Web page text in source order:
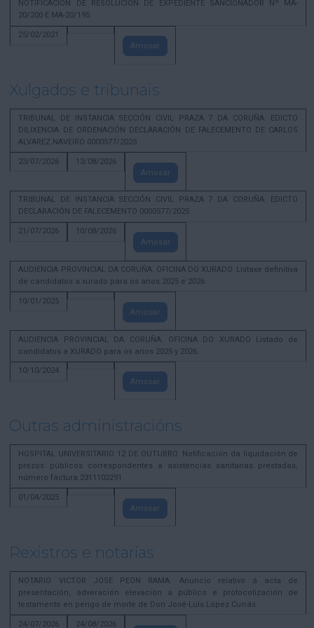
NOTIFICACION DE RESOLUCION DE EXPEDIENTE SANCIONADOR Nº MA-
20/200 E MA-20/195
25/02/2021
Amosar
Xulgados e tribunais
TRIBUNAL DE INSTANCIA SECCIÓN CIVIL PRAZA 7 DA CORUÑA. EDICTO
DILIXENCIA DE ORDENACIÓN DECLARACIÓN DE FALECEMENTO DE CARLOS
ALVAREZ NAVEIRO 0000577/2025
23/07/2026
13/08/2026
Amosar
TRIBUNAL DE INSTANCIA SECCIÓN CIVIL PRAZA 7 DA CORUÑA. EDICTO
DECLARACIÓN DE FALECEMENTO 0000577/2025
21/07/2026
10/08/2026
Amosar
AUDIENCIA PROVINCIAL DA CORUÑA. OFICINA DO XURADO. Listaxe definitiva
de candidatos a xurado para os anos 2025 e 2026
10/01/2025
Amosar
AUDIENCIA PROVINCIAL DA CORUÑA. OFICINA DO XURADO Listado de
candidatos a XURADO para os anos 2025 y 2026.
10/10/2024
Amosar
Outras administracións
HOSPITAL UNIVERSITARIO 12 DE OUTUBRO. Notificación da liquidación de
prezos públicos correspondentes a asistencias sanitarias prestadas,
número factura 2311102291
01/04/2025
Amosar
Rexistros e notarías
NOTARIO VICTOR JOSE PEON RAMA. Anuncio relativo á acta de
presentación, adveración elevación a público e protocolización de
testamento en perigo de morte de Don José-Luís López Currás.
24/07/2026
24/08/2026